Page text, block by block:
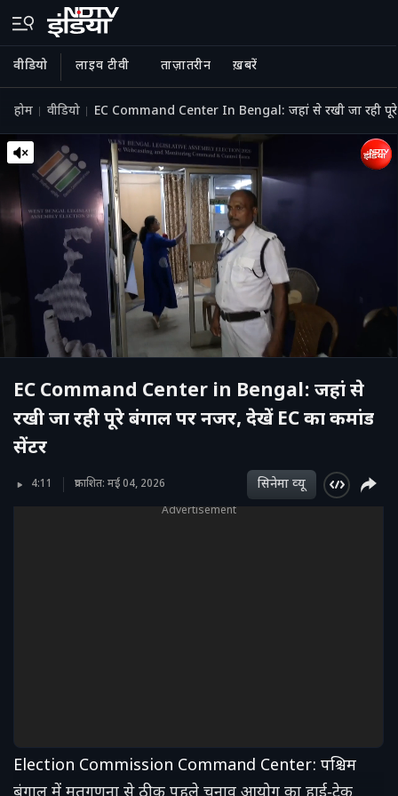
वीडियो लाइव टीवी ताज़ातरीन ख़बरें
होम वीडियो EC Command Center In Bengal: जहां से रखी जा रही
EC Command Center in Bengal: जहां से
रखी जा रही पूरे बंगाल पर नजर, देखें EC का कमांड
सेंटर
4:11 प्रकाशित: मई 04, 2026 सिनेमा व्‍यू
Advertisement
Election Commission Command Center: पश्चिम